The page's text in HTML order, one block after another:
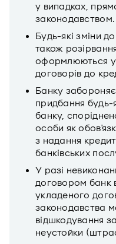
у випадках,
законодавством.
Будь-які зміни
також
оформлюються у
договорів до
Банку
придбання будь-
банку,
особи як
з надання
банківських
У разі
договором банк
укладеного
законодавства
відшкодування
неустойки